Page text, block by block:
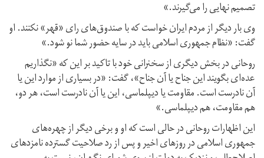
تصمیم نهایی را می‌گیرند.»
وی بار دیگر از مردم ایران خواست که با صندوق‌های رای «قهر» نکنند. او
گفت: «نظام جمهوری اسلامی باید در سایه حضور شما نو شود.»
روحانی در بخش دیگری از سخنرانی خود با تاکید بر این که «نگذاریم
عده‌ای بگویند این جناح یا آن جناح»، گفت: «در بسیاری از موارد این یا
آن نادرست است. مقاومت یا دیپلماسی، این یا آن نادرست است، هر دو،
هم مقاومت، هم دیپلماسی.»
این اظهارات روحانی در حالی است که او و برخی دیگر از چهره‌های
جمهوری اسلامی در روزهای اخیر و پس از رد صلاحیت گسترده نامزدهای